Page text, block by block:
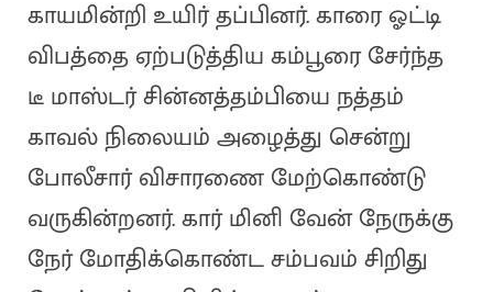
காயமின்றி உயிர் தப்பினர். காரை ஓட்டி
விபத்தை ஏற்படுத்திய கம்பூரை சேர்ந்த
டீ மாஸ்டர் சின்னத்தம்பியை நத்தம்
காவல் நிலையம் அழைத்து சென்று
போலீசார் விசாரணை மேற்கொண்டு
வருகின்றனர். கார் மினி வேன் நேருக்கு
நேர் மோதிக்கொண்ட சம்பவம் சிறிது